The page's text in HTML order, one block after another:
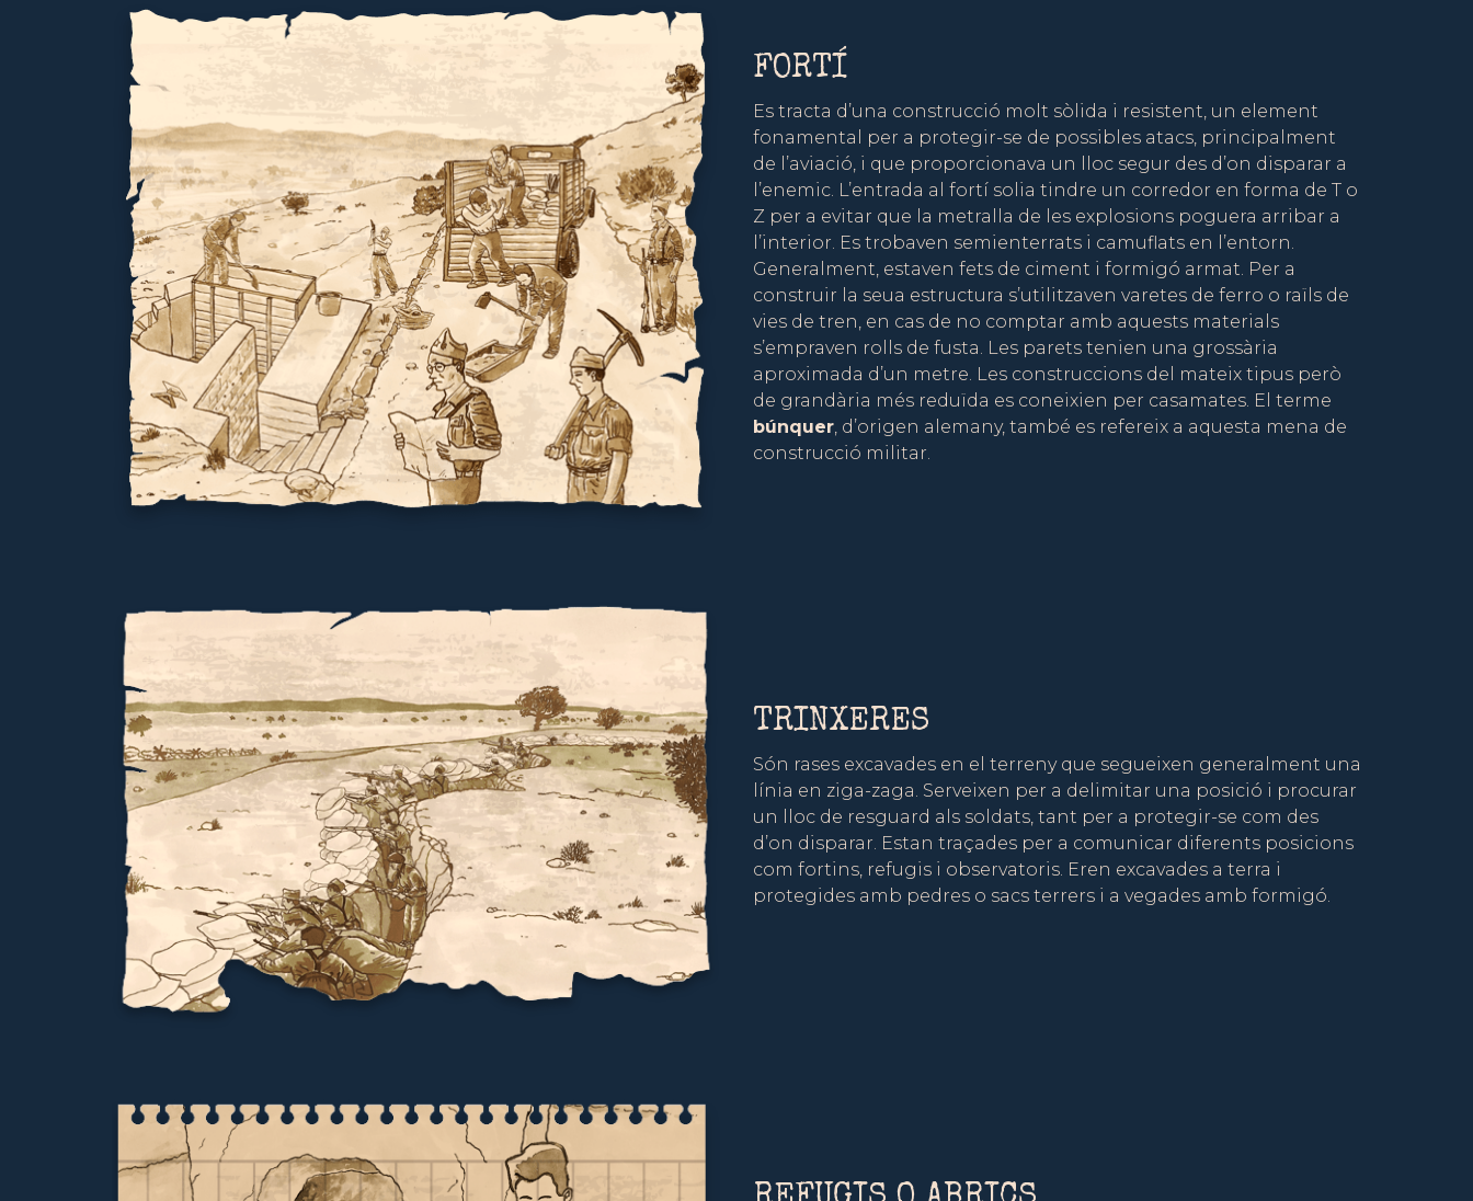
FORTÍ
Es tracta d’una construcció molt sòlida i resistent, un element
fonamental per a protegir-se de possibles atacs, principalment
de l’aviació, i que proporcionava un lloc segur des d’on disparar a
l’enemic. L’entrada al fortí solia tindre un corredor en forma de T o
Z per a evitar que la metralla de les explosions poguera arribar a
l’interior. Es trobaven semienterrats i camuflats en l’entorn.
Generalment, estaven fets de ciment i formigó armat. Per a
construir la seua estructura s’utilitzaven varetes de ferro o raïls de
vies de tren, en cas de no comptar amb aquests materials
s’empraven rolls de fusta. Les parets tenien una grossària
aproximada d’un metre. Les construccions del mateix tipus però
de grandària més reduïda es coneixien per casamates. El terme
búnquer , d’origen alemany, també es refereix a aquesta mena de
construcció militar.
TRINXERES
Són rases excavades en el terreny que segueixen generalment una
línia en ziga-zaga. Serveixen per a delimitar una posició i procurar
un lloc de resguard als soldats, tant per a protegir-se com des
d’on disparar. Estan traçades per a comunicar diferents posicions
com fortins, refugis i observatoris. Eren excavades a terra i
protegides amb pedres o sacs terrers i a vegades amb formigó.